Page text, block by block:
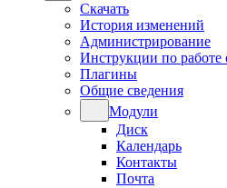
Скачать
История изменений
Администрирование
Инструкции по
Плагины
Общие сведения
Модули
Диск
Календарь
Контакты
Почта